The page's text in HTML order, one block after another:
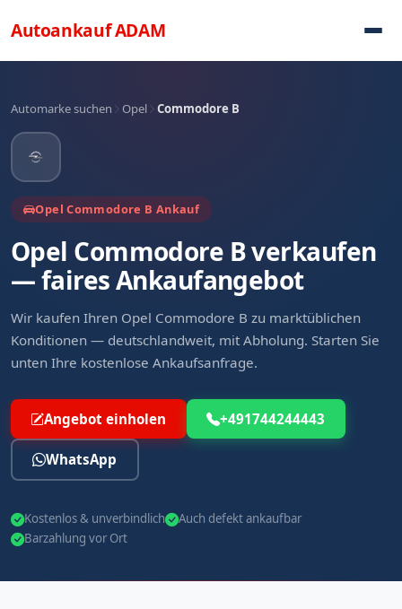
AutoankaufADAM
Automarke suchen Opel Commodore B
Opel Commodore B Ankauf
Opel Commodore B verkaufen
— faires Ankaufangebot
Wir kaufen Ihren Opel Commodore B zu marktüblichen
Konditionen — deutschlandweit, mit Abholung. Starten Sie
unten Ihre kostenlose Ankaufsanfrage.
Angebot einholen +491744244443
WhatsApp
Kostenlos & unverbindlich
Auch defekt ankaufbar
Barzahlung vor Ort